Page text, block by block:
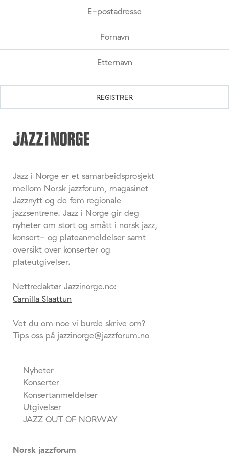
Jazz i Norge er et samarbeidsprosjekt
mellom Norsk jazzforum, magasinet
Jazznytt og de fem regionale
jazzsentrene. Jazz i Norge gir deg
nyheter om stort og smått i norsk jazz,
konsert- og plateanmeldelser samt
oversikt over konserter og
plateutgivelser.
Nettredaktør Jazzinorge.no:
Camilla Slaattun
Vet du om noe vi burde skrive om?
Tips oss på jazzinorge@jazzforum.no
Nyheter
Konserter
Konsertanmeldelser
Utgivelser
JAZZ OUT OF NORWAY
Norsk jazzforum